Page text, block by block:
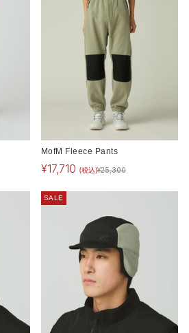
MofM Fleece Pants
¥17,710 (税込)¥25,300
SALE